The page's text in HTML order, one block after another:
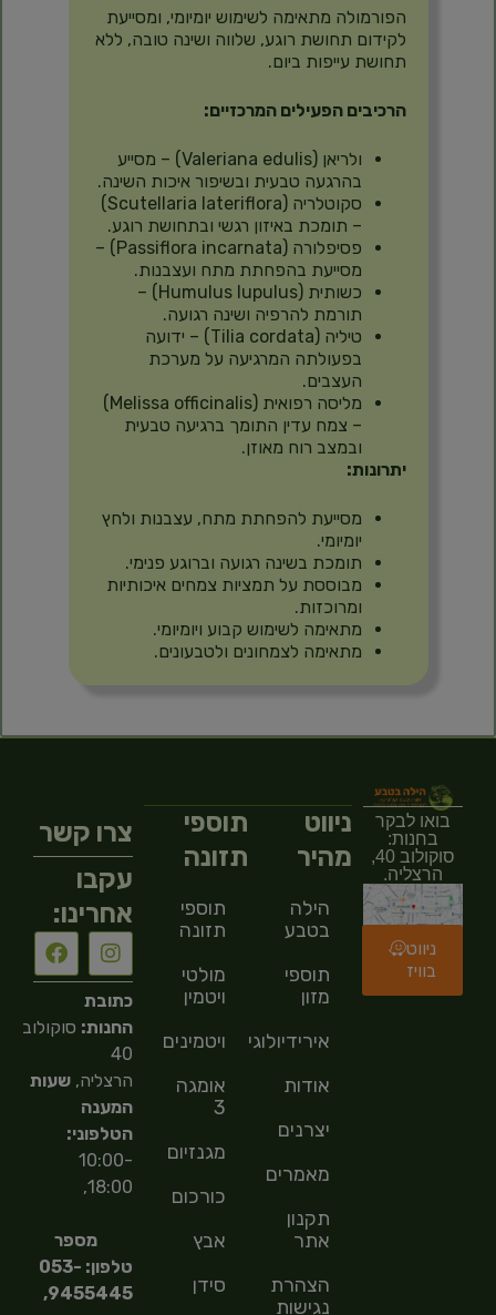
הפורמולה מתאימה לשימוש יומיומי, ומסייעת
לקידום תחושת רוגע, שלווה ושינה טובה, ללא
תחושת עייפות ביום.
הרכיבים הפעילים המרכזיים:
ולריאן (Valeriana edulis) – מסייע
בהרגעה טבעית ובשיפור איכות השינה.
סקוטלריה (Scutellaria lateriflora)
– תומכת באיזון רגשי ובתחושת רוגע.
פסיפלורה (Passiflora incarnata) –
מסייעת בהפחתת מתח ועצבנות.
כשותית (Humulus lupulus) –
תורמת להרפיה ושינה רגועה.
טיליה (Tilia cordata) – ידועה
בפעולתה המרגיעה על מערכת
העצבים.
מליסה רפואית (Melissa officinalis)
– צמח עדין התומך ברגיעה טבעית
ובמצב רוח מאוזן.
יתרונות:
מסייעת להפחתת מתח, עצבנות ולחץ
יומיומי.
תומכת בשינה רגועה וברוגע פנימי.
מבוססת על תמציות צמחים איכותיות
ומרוכזות.
מתאימה לשימוש קבוע ויומיומי.
מתאימה לצמחונים ולטבעונים.
בואו לבקר
בחנות:
סוקולוב 40,
הרצליה.
ניווט
בוויז
ניווט
מהיר
הילה
בטבע
תוספי
מזון
אירידיולוגיה
אודות
יצרנים
מאמרים
תקנון
אתר
הצהרת
נגישות
תוספי
תזונה
תוספי
תזונה
מולטי
ויטמין
ויטמינים
אומגה
3
מגנזיום
כורכום
אבץ
סידן
צרו קשר
עקבו
אחרינו:
כתובת
החנות: סוקולוב
40
הרצליה,שעות
המענה
הטלפוני:
10:00-
18:00,
מספר
טלפון: 053-
9455445,